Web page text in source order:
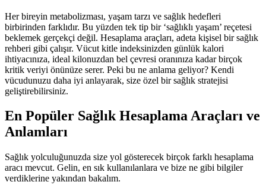
Her bireyin metabolizması, yaşam tarzı ve sağlık hedefleri
birbirinden farklıdır. Bu yüzden tek tip bir ‘sağlıklı yaşam’ reçetesi
beklemek gerçekçi değil. Hesaplama araçları, adeta kişisel bir sağlık
rehberi gibi çalışır. Vücut kitle indeksinizden günlük kalori
ihtiyacınıza, ideal kilonuzdan bel çevresi oranınıza kadar birçok
kritik veriyi önünüze serer. Peki bu ne anlama geliyor? Kendi
vücudunuzu daha iyi anlayarak, size özel bir sağlık stratejisi
geliştirebilirsiniz.
En Popüler Sağlık Hesaplama Araçları ve
Anlamları
Sağlık yolculuğunuzda size yol gösterecek birçok farklı hesaplama
aracı mevcut. Gelin, en sık kullanılanlara ve bize ne gibi bilgiler
verdiklerine yakından bakalım.